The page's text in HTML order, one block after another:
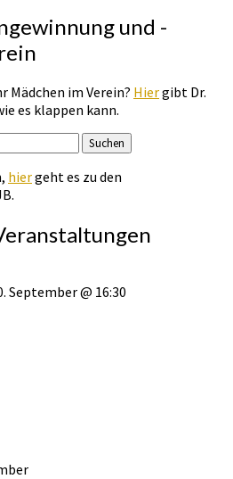
und -
Mädchen im Verein? Hiergibt Dr.
es klappen kann.
Suchen
hiergeht es zu den
September @ 16:30